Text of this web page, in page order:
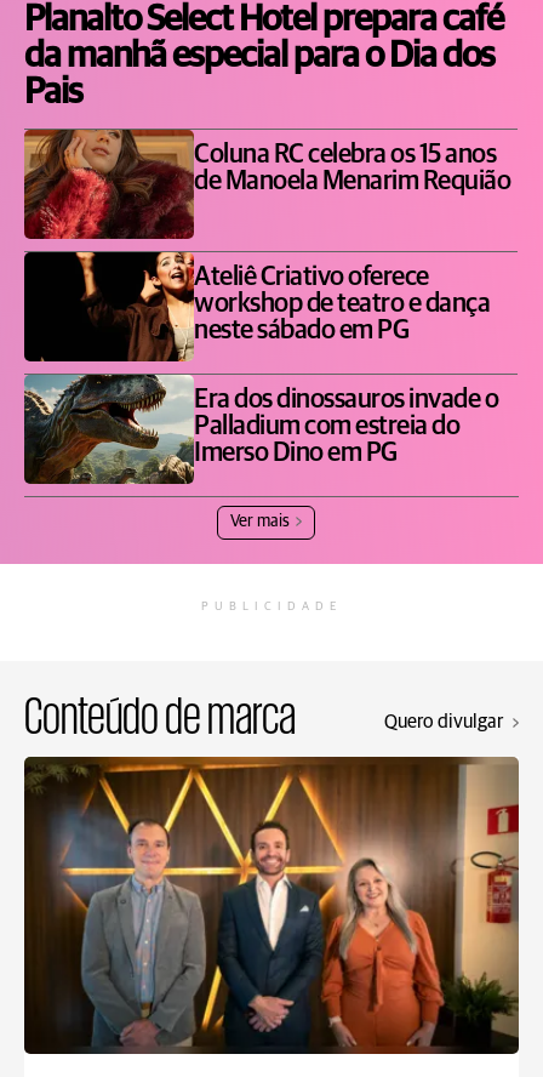
Planalto Select Hotel prepara café
da manhã especial para o Dia dos
Pais
Coluna RC celebra os 15 anos
de Manoela Menarim Requião
Ateliê Criativo oferece
workshop de teatro e dança
neste sábado em PG
Era dos dinossauros invade o
Palladium com estreia do
Imerso Dino em PG
Ver mais
PUBLICIDADE
Conteúdo de marca Quero divulgar